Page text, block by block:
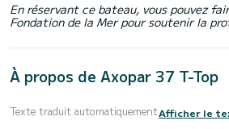
En réservant ce bateau, vous pouvez
Fondation de la Mer pour soutenir la
À propos de Axopar 37 T-Top
Texte traduit automatiquementAfficher le